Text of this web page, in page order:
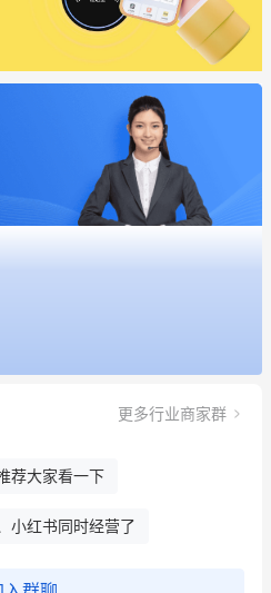
更多行业商家群
荐大家看一下
小红书同时经营了
的联系我
荐大家看一下
小红书同时经营了
务提高竞争力